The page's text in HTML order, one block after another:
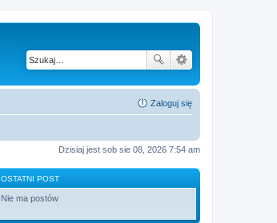
Zaloguj się
Dzisiaj jest sob sie 08, 2026 7:54 am
OSTATNI POST
Nie ma postów